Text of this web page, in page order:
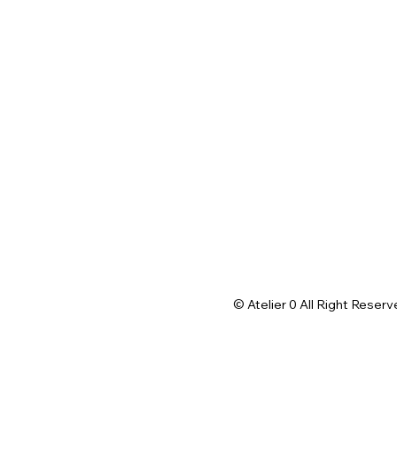
© Atelier 0 All Right